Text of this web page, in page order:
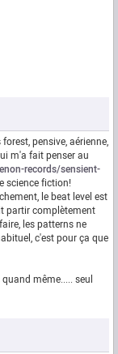
pensive, aérienne,
m'a fait penser au
records/sensient-
science fiction!
le beat level est
partir complètement
les patterns ne
c'est pour ça que
même..... seul